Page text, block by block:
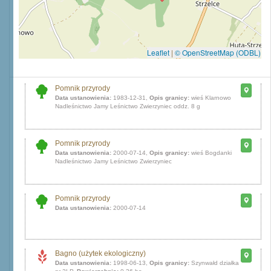
Leaflet | © OpenStreetMap (ODBL)
Pomnik przyrody
Data ustanowienia: 1983-12-31, Opis granicy: wieś Klarnowo
Nadleśnictwo Jamy Leśnictwo Zwierzyniec oddz. 8 g
Pomnik przyrody
Data ustanowienia: 2000-07-14, Opis granicy: wieś Bogdanki
Nadleśnictwo Jamy Leśnictwo Zwierzyniec
Pomnik przyrody
Data ustanowienia: 2000-07-14
Bagno (użytek ekologiczny)
Data ustanowienia: 1998-06-13, Opis granicy: Szynwałd działka